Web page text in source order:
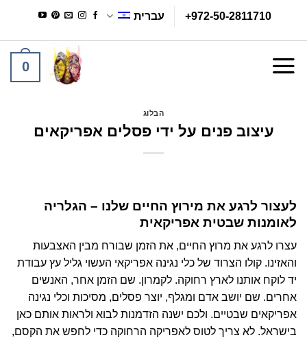
content
+972-50-2811710 עברית
0
הבלוג
עיצוב פנים על ידי פסלים אפריקאים
לעצור לרגע את מירוץ החיים שלנו – הגלריה
לאומנות שבטית אפריקאית
עצרו לרגע את מרוץ החיים, את הזמן שבורח מבין האצבעות
והאזינו. קולו הצרוד של כלי נגינה אפריקאי העשוי גליל עץ עבודת
יד לוקח אותנו לארץ רחוקה. לקמרון. שם הזמן אחר, האנשים
אחרים. שם יושב אדם ומגלף, יוצר פסלים, מסיכות וכלי נגינה
אפריקאים שבטיים. ולכם ישנה הזדמנות לבוא ולראות אותם כאן
בישראל. לא צריך לטוס לאפריקה הרחוקה כדי לחפש את הקסם,